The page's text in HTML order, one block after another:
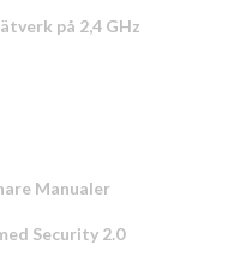
på 2,4 GHz
Manualer
Security 2.0